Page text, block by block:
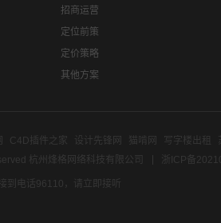
招商运营
定位前策
定价策略
其他方案
C4D插件之家 设计先锋网 猫啃网 写字楼出租
杭州烽格网络科技有限公司
浙ICP备
到电话96110，请立即接听